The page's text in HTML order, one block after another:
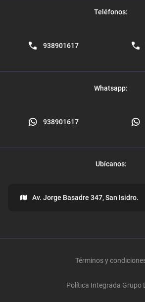
Teléfonos:
938901617
Whatsapp:
938901617
Ubícanos:
Av. Jorge Basadre 347, San Isidro.
Términos y
Política Integrada Grupo